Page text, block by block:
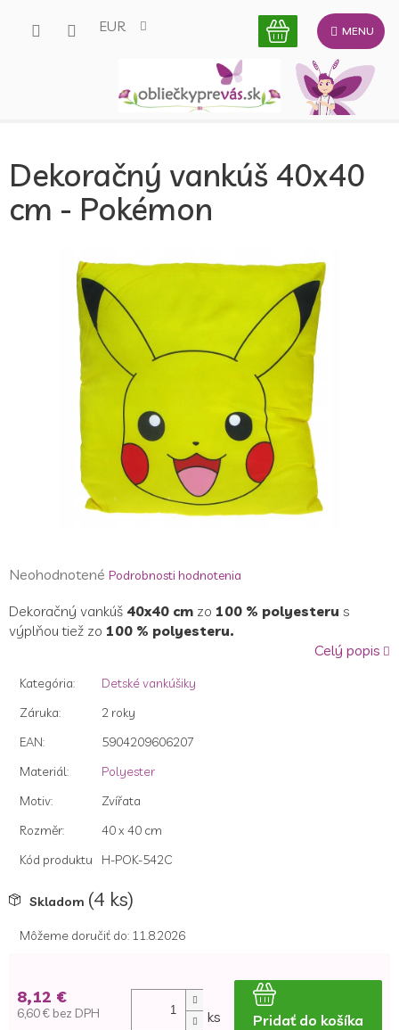
EUR
Dekoračný vankúš 40x40
cm - Pokémon
Priemerné
produktu
je
hviezdičiek.
Neohodnotené Podrobnosti hodnotenia
Dekoračný vankúš 40x40 cm zo 100 % polyesteru s
výplňou tiež zo 100 % polyesteru.
Celý popis
Kategória:
Detské vankúšiky
Záruka:
2 roky
EAN:
5904209606207
Materiál:
Polyester
Motiv:
Zvířata
Rozměr:
40 x 40 cm
Kód produktu
H-POK-542C
Skladom (4 ks)
Môžeme doručiť do: 11.8.2026
8,12 €
6,60 € bez DPH ks Pridať do košíka